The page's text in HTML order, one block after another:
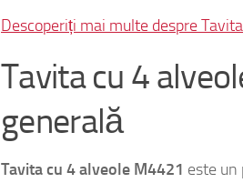
generală
Tavita cu 4 alveole M4421
diverselor produse, cum ar fi